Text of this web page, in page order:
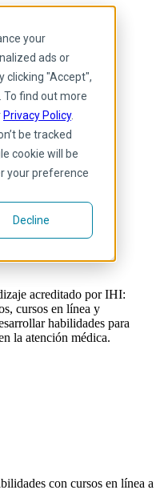
your
ads or
clicking "Accept",
To find out more
Privacy Policy.
be tracked
cookie will be
your preference
Decline
acreditado por IHI:
cursos en línea y
habilidades para
la atención médica.
con cursos en línea a